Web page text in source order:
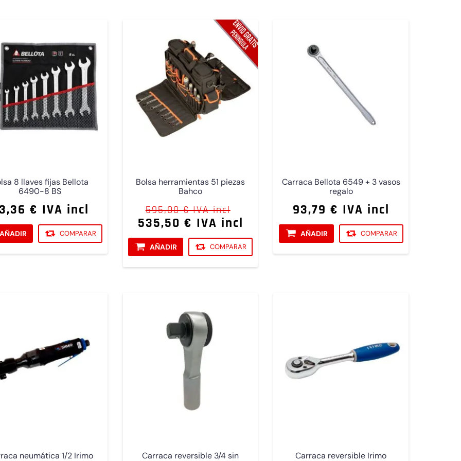
8 llaves fijas Bellota
6490-8 BS
€ IVA incl
COMPARAR
Bolsa herramientas 51 piezas
Bahco
595,00 € IVA incl
535,50 € IVA incl
AÑADIR COMPARAR
Carraca Bellota 6549 + 3 vasos
regalo
93,79 € IVA incl
AÑADIR COMPARAR
neumática 1/2 Irimo
Carraca reversible 3/4 sin
Carraca reversible Irimo